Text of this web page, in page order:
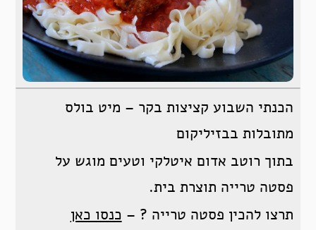
הכנתי השבוע קציצות בקר – מיט בולס
מתובלות בבזיליקום
בתוך רוטב אדום איטלקי וטעים מוגש על
פסטה טרייה תוצרת בית.
תרצו להכין פסטה טרייה ? – כנסו כאן